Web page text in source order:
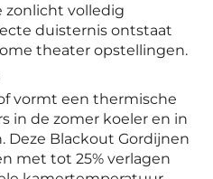
zonlicht volledig
duisternis ontstaat
theater opstellingen.
vormt een thermische
in de zomer koeler en in
Deze Blackout Gordijnen
met tot 25% verlagen